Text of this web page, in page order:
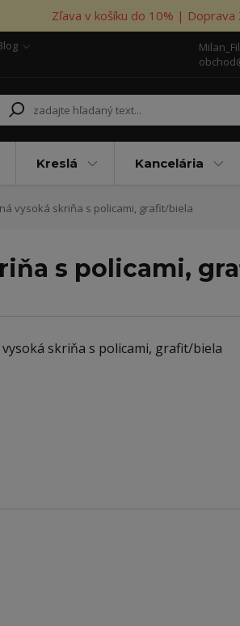
Zľava v košíku do 10% | Doprava
Kreslá Kancelária
vysoká skriňa s policami, grafit/biela
s policami,